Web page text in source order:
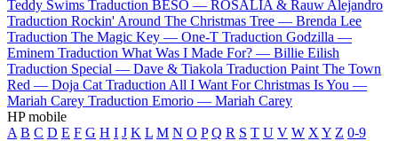
Teddy Swims Traduction BESO — ROSALÍA & Rauw Alejandro
Traduction Rockin' Around The Christmas Tree — Brenda Lee
Traduction The Magic Key — One-T Traduction Godzilla —
Eminem Traduction What Was I Made For? — Billie Eilish
Traduction Special — Dave & Tiakola Traduction Paint The Town
Red — Doja Cat Traduction All I Want For Christmas Is You —
Mariah Carey Traduction Emorio — Mariah Carey
HP mobile
A B C D E F G H I J K L M N O P Q R S T U V W X Y Z 0-9